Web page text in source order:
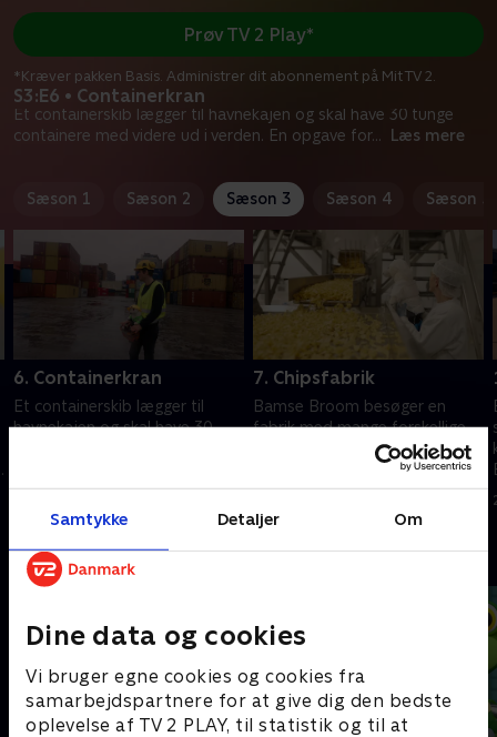
Samtykke Detaljer Om
Dine data og cookies
Vi bruger egne cookies og cookies fra
samarbejdspartnere for at give dig den bedste
oplevelse af TV 2 PLAY, til statistik og til at
S3:E6 • Containerkran
Et containerskib lægger til havnekajen og skal have 30 tunge
containere med videre ud i verden. En opgave for... Læs mere
Prøv TV 2 Play*
*Kræver pakken Basis. Administrer dit abonnement på Mit TV 2.
Sæson 1 Sæson 2 Sæson 3 Sæson 4 Sæson 5
6. Containerkran
Et containerskib lægger til
havnekajen og skal have 30
containerkranen som Bamse
Broom lærer at styre.
7. Chipsfabrik
Bamse Broom besøger en
fabrik med mange forskellige
kæmpemaskiner. Her får vi at
se hvordan maskinerne
forvandler kartofler til chips!
Andre så også